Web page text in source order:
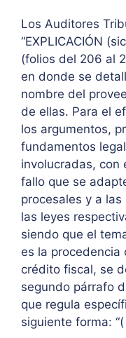
Los Auditores
“EXPLICACIÓN
(folios del 206 al
en donde se
nombre del
de ellas. Para el
los argumentos,
fundamentos
involucradas, con
fallo que se
procesales y a
las leyes
siendo que el
es la procedencia
crédito fiscal, se
segundo párrafo
que regula
siguiente forma: